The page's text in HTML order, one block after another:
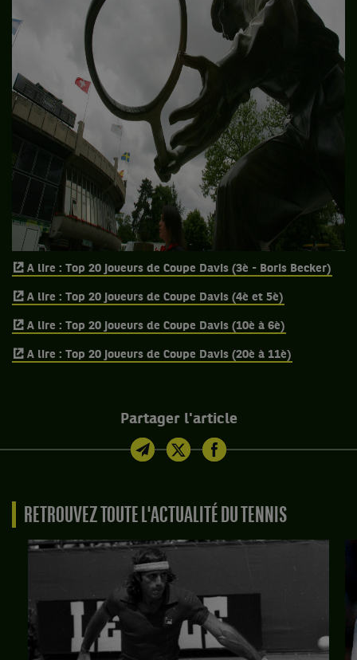
A lire : Top 20 joueurs de Coupe Davis (3è - Boris Becker)
A lire : Top 20 joueurs de Coupe Davis (4è et 5è)
A lire : Top 20 joueurs de Coupe Davis (10è à 6è)
A lire : Top 20 joueurs de Coupe Davis (20è à 11è)
Partager l'article
RETROUVEZ TOUTE L'ACTUALITÉ DU TENNIS